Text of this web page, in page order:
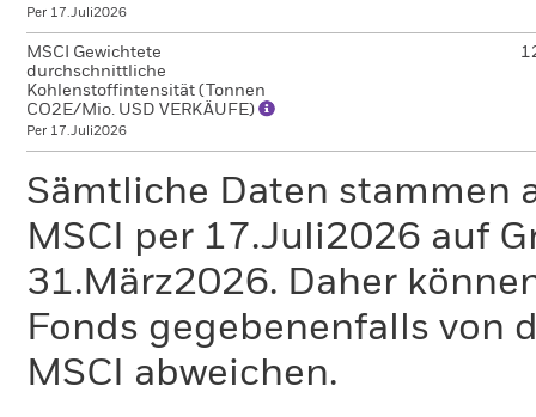
Per 17.Juli2026
MSCI Gewichtete
durchschnittliche
Kohlenstoffintensität (Tonnen
CO2E/Mio. USD VERKÄUFE)
Per 17.Juli2026
Sämtliche Daten stammen
MSCI per 17.Juli2026 auf
31.März2026. Daher
Fonds gegebenenfalls von
MSCI abweichen.